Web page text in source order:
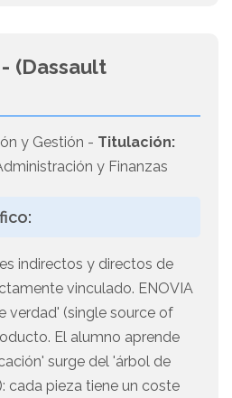
(Dassault
y Gestión - Titulación:
y Finanzas
indirectos y directos de
vinculado. ENOVIA
verdad' (single source of
El alumno aprende
surge del 'árbol de
cada pieza tiene un coste